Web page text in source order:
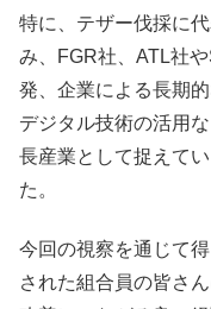
特に、テザー伐採に
み、FGR社、ATL社
発、企業による長期
デジタル技術の活用
長産業として捉えて
た。
今回の視察を通じて
された組合員の皆さ